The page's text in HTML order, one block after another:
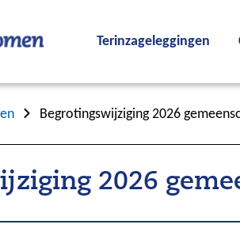
Terinzageleggingen
Begrotingswijziging 2026
2026